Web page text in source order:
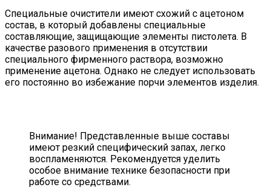
Специальные очистители имеют схожий с ацетоном
состав, в который добавлены специальные
составляющие, защищающие элементы пистолета. В
качестве разового применения в отсутствии
специального фирменного раствора, возможно
применение ацетона. Однако не следует использовать
его постоянно во избежание порчи элементов изделия.
Внимание! Представленные выше составы
имеют резкий специфический запах, легко
воспламеняются. Рекомендуется уделить
особое внимание технике безопасности при
работе со средствами.